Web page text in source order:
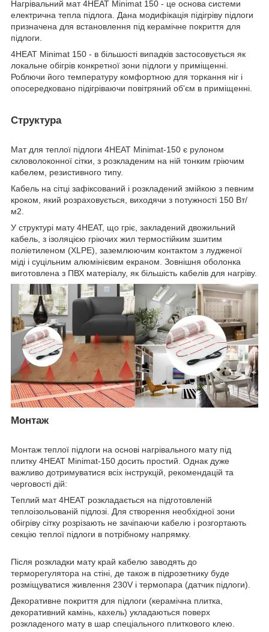
Нагрівальний мат 4HEAT Minimat 150 - це основа системи
електрична тепла підлога. Дана модифікація підігріву підлоги
призначена для встановлення під керамічне покриття для
підлоги.
4HEAT Minimat 150 - в більшості випадків застосовується як
локальне обігрів конкретної зони підлоги у приміщенні.
Роблючи його температуру комфортною для торкання ніг і
опосередковано підігріваючи повітряний об'єм в приміщенні.
Структура
Мат для теплої підлоги 4HEAT Minimat-150 є рулоном
скловолоконної сітки, з розкладеним на ній тонким гріючим
кабелем, резистивного типу.
Кабель на сітці зафіксований і розкладений змійкою з певним
кроком, який розраховується, виходячи з потужності 150 Вт/
м2.
У структурі мату 4HEAT, що гріє, закладений двожильний
кабель, з ізоляцією гріючих жил термостійким зшитим
поліетиленом (XLPE), заземлюючим контактом з лудженої
міді і суцільним алюмінієвим екраном. Зовнішня оболонка
виготовлена з ПВХ матеріалу, як більшість кабелів для нагріву.
Монтаж
Монтаж теплої підлоги на основі нагрівального мату під
плитку 4HEAT Minimat-150 досить простий. Однак дуже
важливо дотримуватися всіх інструкцій, рекомендацій та
черговості дій:
Теплий мат 4HEAT розкладається на підготовленій
теплоізольованій підлозі. Для створення необхідної зони
обігріву сітку розрізають не зачіпаючи кабелю і розгортають
секцію теплої підлоги в потрібному напрямку.
Після розкладки мату край кабелю заводять до
терморегулятора на стіні, де також в підрозетнику буде
розміщуватися живлення 230V і термопара (датчик підлоги).
Декоративне покриття для підлоги (керамічна плитка,
декоративний камінь, кахель) укладаються поверх
розкладеного мату в шар спеціального плиткового клею.